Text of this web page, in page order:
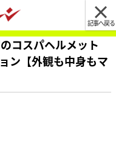
記事へ戻る
コスパヘルメット
ン【外観も中身もマ